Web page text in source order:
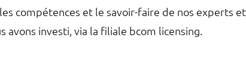
compétences et le savoir-faire de nos experts
investi, via la filiale bcom licensing.